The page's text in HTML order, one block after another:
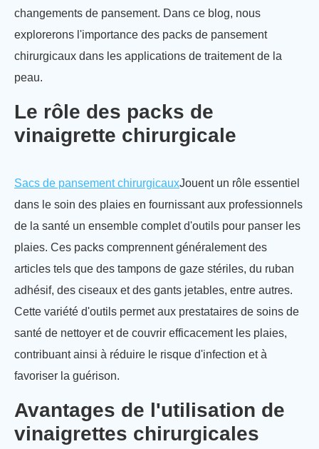
changements de pansement. Dans ce blog, nous
explorerons l'importance des packs de pansement
chirurgicaux dans les applications de traitement de la
peau.
Le rôle des packs de
vinaigrette chirurgicale
Sacs de pansement chirurgicauxJouent un rôle essentiel
dans le soin des plaies en fournissant aux professionnels
de la santé un ensemble complet d'outils pour panser les
plaies. Ces packs comprennent généralement des
articles tels que des tampons de gaze stériles, du ruban
adhésif, des ciseaux et des gants jetables, entre autres.
Cette variété d'outils permet aux prestataires de soins de
santé de nettoyer et de couvrir efficacement les plaies,
contribuant ainsi à réduire le risque d'infection et à
favoriser la guérison.
Avantages de l'utilisation de
vinaigrettes chirurgicales